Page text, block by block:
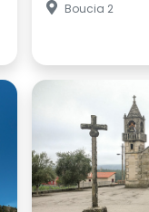
Boucia 2